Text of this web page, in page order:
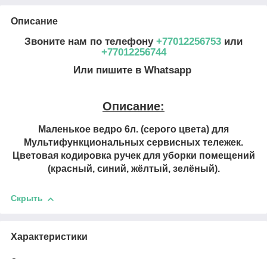
Описание
Звоните нам по телефону +77012256753 или
+77012256744
Или пишите в Whatsapp
Описание:
Маленькое ведро 6л. (серого цвета) для
Мультифункциональных сервисных тележек.
Цветовая кодировка ручек для уборки помещений
(красный, синий, жёлтый, зелёный).
Скрыть
Характеристики